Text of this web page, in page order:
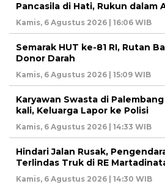
Pancasila di Hati, Rukun dalam
Kamis, 6 Agustus 2026 | 16:06 WIB
Semarak HUT ke-81 RI, Rutan
Donor Darah
Kamis, 6 Agustus 2026 | 15:09 WIB
Karyawan Swasta di
kali, Keluarga Lapor ke Polisi
Kamis, 6 Agustus 2026 | 14:33 WIB
Hindari Jalan Rusak,
Terlindas Truk di RE
Kamis, 6 Agustus 2026 | 14:30 WIB